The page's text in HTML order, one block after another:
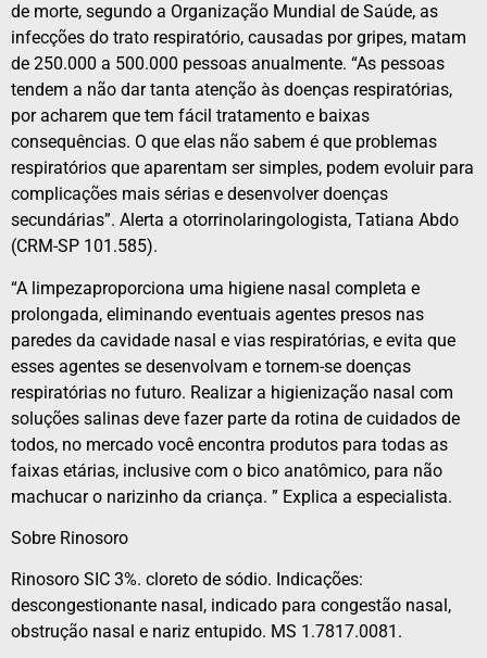
de morte, segundo a Organização Mundial de Saúde, as
infecções do trato respiratório, causadas por gripes, matam
de 250.000 a 500.000 pessoas anualmente. “As pessoas
tendem a não dar tanta atenção às doenças respiratórias,
por acharem que tem fácil tratamento e baixas
consequências. O que elas não sabem é que problemas
respiratórios que aparentam ser simples, podem evoluir para
complicações mais sérias e desenvolver doenças
secundárias”. Alerta a otorrinolaringologista, Tatiana Abdo
(CRM-SP 101.585).
“A limpezaproporciona uma higiene nasal completa e
prolongada, eliminando eventuais agentes presos nas
paredes da cavidade nasal e vias respiratórias, e evita que
esses agentes se desenvolvam e tornem-se doenças
respiratórias no futuro. Realizar a higienização nasal com
soluções salinas deve fazer parte da rotina de cuidados de
todos, no mercado você encontra produtos para todas as
faixas etárias, inclusive com o bico anatômico, para não
machucar o narizinho da criança. ” Explica a especialista.
Sobre Rinosoro
Rinosoro SIC 3%. cloreto de sódio. Indicações:
descongestionante nasal, indicado para congestão nasal,
obstrução nasal e nariz entupido. MS 1.7817.0081.